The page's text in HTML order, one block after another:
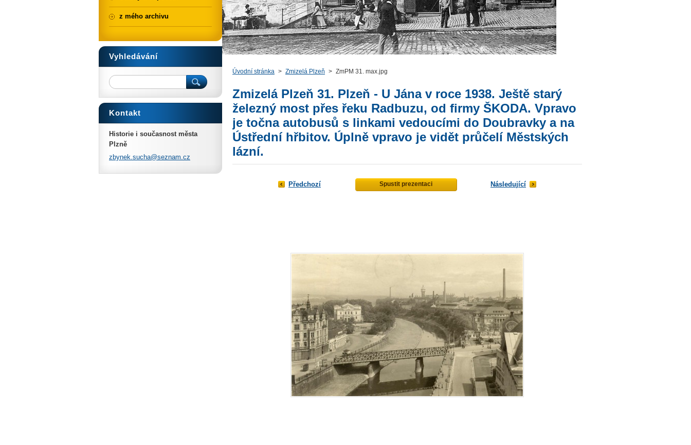
Úvodní stránka > Zmizelá Plzeň > ZmPM 31. max.jpg
Zmizelá Plzeň 31. Plzeň - U Jána v roce 1938. Ještě starý
železný most přes řeku Radbuzu, od firmy ŠKODA. Vpravo
je točna autobusů s linkami vedoucími do Doubravky a na
Ústřední hřbitov. Úplně vpravo je vidět průčelí Městských
lázní.
Předchozí Spustit prezentaci Následující
z mého archivu
Vyhledávání
Kontakt
Historie i současnost města
Plzně
zbynek.sucha@seznam.cz